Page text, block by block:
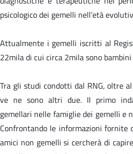
psicologico dei gemelli nell’età
Attualmente i gemelli iscritti al
22mila di cui circa 2mila sono
Tra gli studi condotti dal RNG, oltre
ve ne sono altri due. Il primo
gemellari nelle famiglie dei gemelli e
Confrontando le informazioni fornite
amici non gemelli si cercherà di